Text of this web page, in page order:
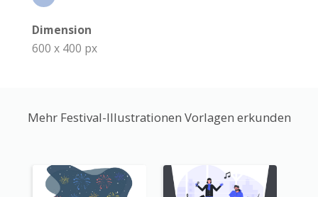
Dimension
600 x 400 px
Mehr Festival-Illustrationen Vorlagen erkunden